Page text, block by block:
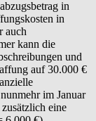
in
in
auch
kann die
und
auf 30.000 €
im Januar
eine